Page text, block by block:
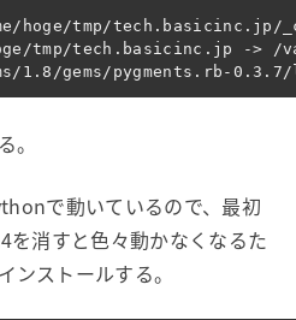
hoge/tmp/tech.basicinc.jp/
tmp/tech.basicinc.jp -> /
。
で動いているので、最初
消すと色々動かなくなるた
ンストールする。